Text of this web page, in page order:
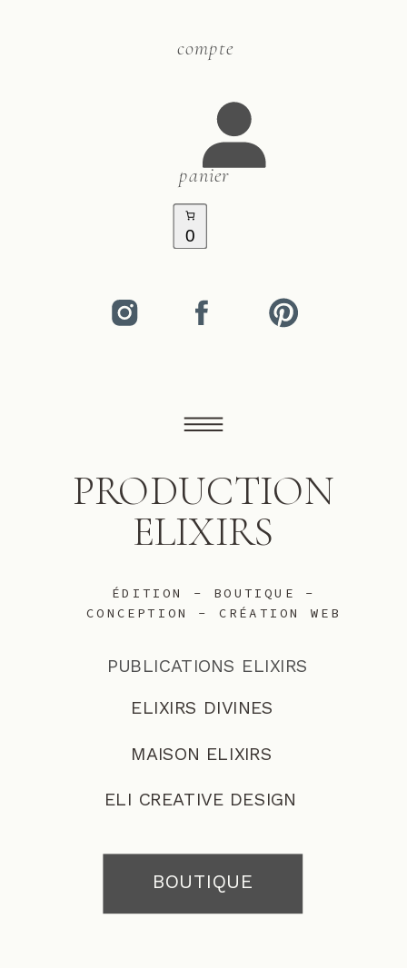
compte
panier
0
ÉDITION - BOUTIQUE -
CONCEPTION - CRÉATION WEB
PRODUCTION
ELIXIRS
BOUTIQUE
PUBLICATIONS ELIXIRS
ELI CREATIVE DESIGN
ELIXIRS DIVINES
MAISON ELIXIRS